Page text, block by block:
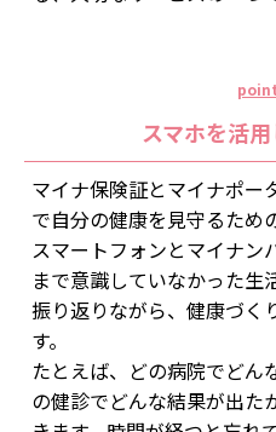
point
スマホを活
マイナ保険証とマイナポー
で自分の健康を見守るため
スマートフォンとマイナン
まで意識していなかった生
振り返りながら、健康づく
す。
たとえば、どの病院でどん
の健診でどんな結果が出た